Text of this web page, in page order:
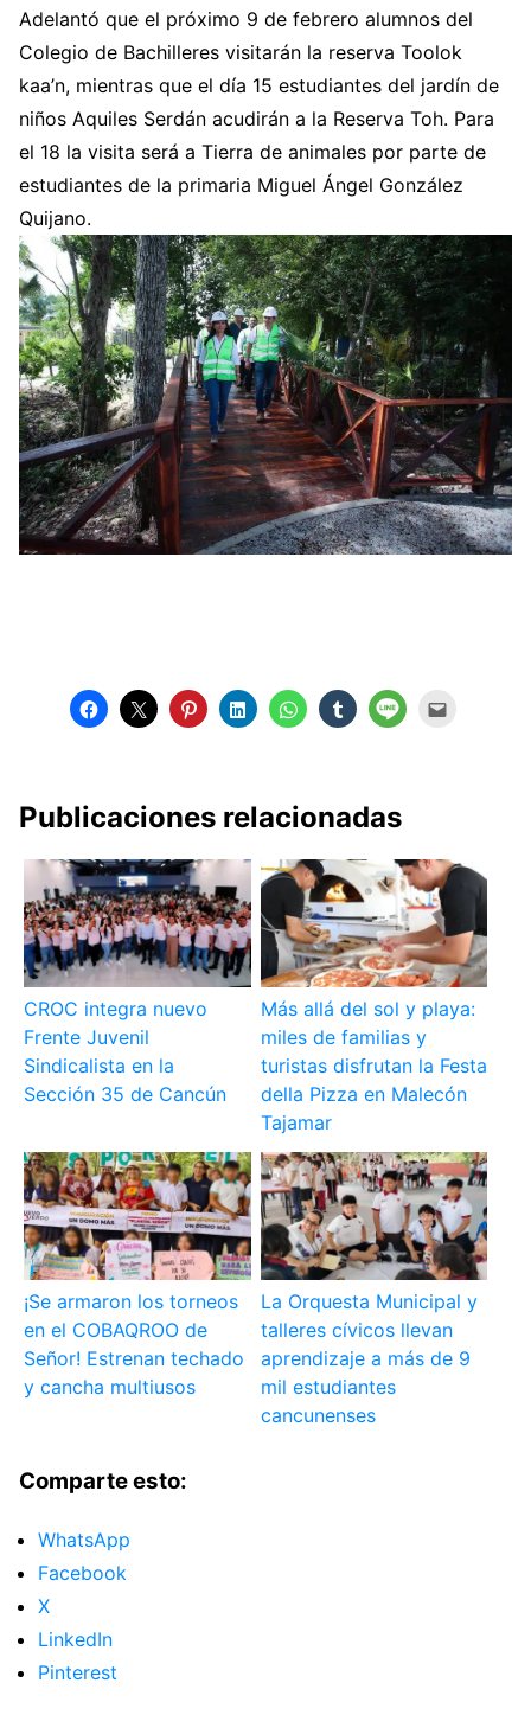
Adelantó que el próximo 9 de febrero alumnos del
Colegio de Bachilleres visitarán la reserva Toolok
kaa’n, mientras que el día 15 estudiantes del jardín de
niños Aquiles Serdán acudirán a la Reserva Toh. Para
el 18 la visita será a Tierra de animales por parte de
estudiantes de la primaria Miguel Ángel González
Quijano.
Publicaciones relacionadas
CROC integra nuevo
Frente Juvenil
Sindicalista en la
Sección 35 de Cancún
Más allá del sol y playa:
miles de familias y
turistas disfrutan la Festa
della Pizza en Malecón
Tajamar
¡Se armaron los torneos
en el COBAQROO de
Señor! Estrenan techado
y cancha multiusos
La Orquesta Municipal y
talleres cívicos llevan
aprendizaje a más de 9
mil estudiantes
cancunenses
Comparte esto:
WhatsApp
Facebook
X
LinkedIn
Pinterest